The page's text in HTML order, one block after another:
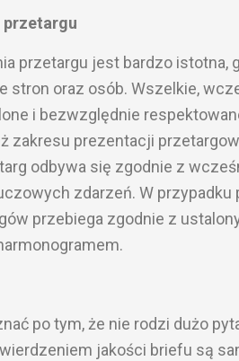
przetargu
przetargu jest bardzo
stron oraz osób. Wszelkie,
i bezwzględnie
zakresu prezentacji
odbywa się zgodnie z
zdarzeń. W
przebiega zgodnie z
po tym, że nie rodzi dużo
jakości briefu są